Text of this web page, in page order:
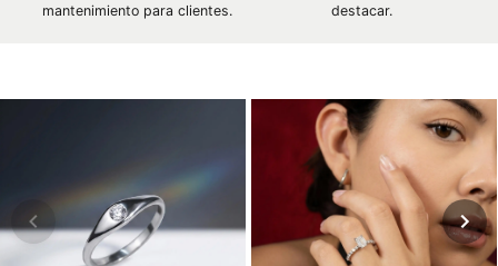
mantenimiento para clientes.
destacar.